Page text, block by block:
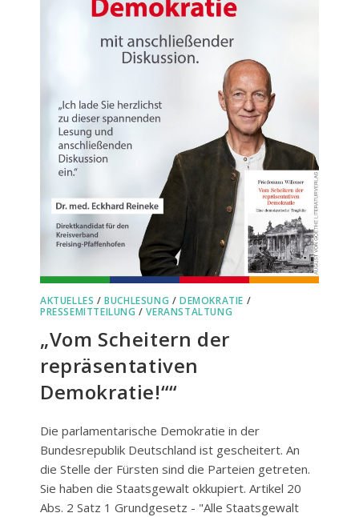
AKTUELLES /BUCHLESUNG /DEMOKRATIE /
PRESSEMITTEILUNG /VERANSTALTUNG
„Vom Scheitern der
repräsentativen
Demokratie!““
Die parlamentarische Demokratie in der
Bundesrepublik Deutschland ist gescheitert. An
die Stelle der Fürsten sind die Parteien getreten.
Sie haben die Staatsgewalt okkupiert. Artikel 20
Abs. 2 Satz 1 Grundgesetz - "Alle Staatsgewalt